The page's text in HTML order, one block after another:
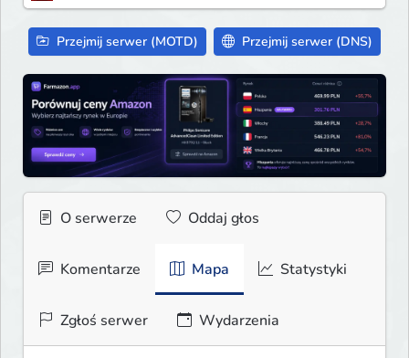
Przejmij serwer (MOTD) Przejmij serwer (DNS)
O serwerze Oddaj głos
Komentarze Mapa Statystyki
Zgłoś serwer Wydarzenia